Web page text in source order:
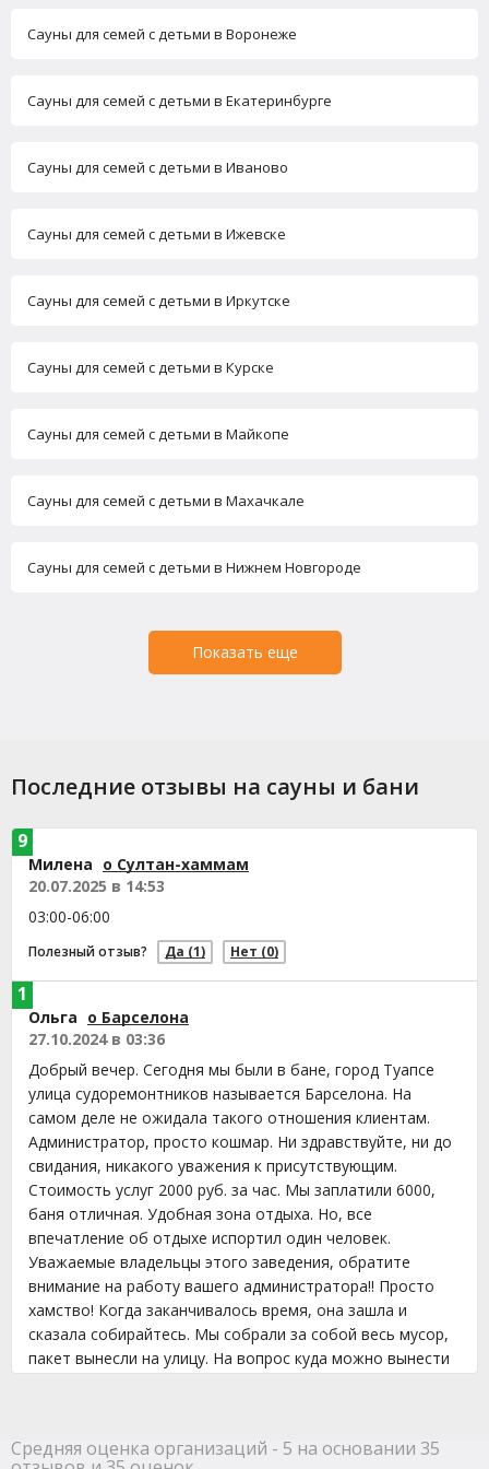
Сауны для семей с детьми в Воронеже
Сауны для семей с детьми в Екатеринбурге
Сауны для семей с детьми в Иваново
Сауны для семей с детьми в Ижевске
Сауны для семей с детьми в Иркутске
Сауны для семей с детьми в Курске
Сауны для семей с детьми в Майкопе
Сауны для семей с детьми в Махачкале
Сауны для семей с детьми в Нижнем Новгороде
Показать еще
Последние отзывы на сауны и бани
Милена о Султан-хаммам
20.07.2025 в 14:53
03:00-06:00
Полезный отзыв? Да (1) Нет (0)
9
Ольга о Барселона
27.10.2024 в 03:36
Добрый вечер. Сегодня мы были в бане, город Туапсе
улица судоремонтников называется Барселона. На
самом деле не ожидала такого отношения клиентам.
Администратор, просто кошмар. Ни здравствуйте, ни до
свидания, никакого уважения к присутствующим.
Стоимость услуг 2000 руб. за час. Мы заплатили 6000,
баня отличная. Удобная зона отдыха. Но, все
впечатление об отдыхе испортил один человек.
Уважаемые владельцы этого заведения, обратите
внимание на работу вашего администратора!! Просто
хамство! Когда заканчивалось время, она зашла и
сказала собирайтесь. Мы собрали за собой весь мусор,
пакет вынесли на улицу. На вопрос куда можно вынести
очень удивлены, сказали что всегда мусор мы оставляем
1
Средняя оценка организаций - 5 на основании 35